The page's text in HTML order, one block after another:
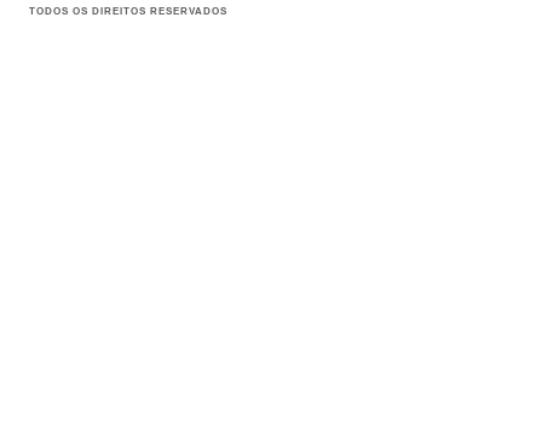
TODOS OS DIREITOS RESERVADOS